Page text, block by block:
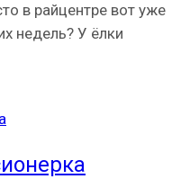
в райцентре вот уже
недель? У ёлки